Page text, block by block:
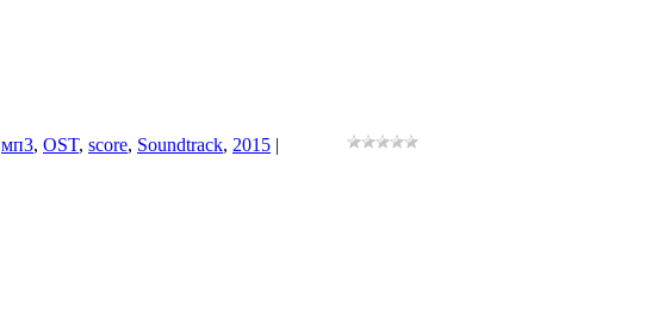
мп3, OST, score, Soundtrack, 2015 |